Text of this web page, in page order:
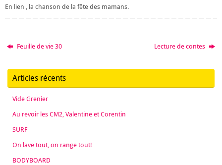
En lien , la chanson de la fête des mamans.
Feuille de vie 30 Lecture de contes
Articles récents
Vide Grenier
Au revoir les CM2, Valentine et Corentin
SURF
On lave tout, on range tout!
BODYBOARD